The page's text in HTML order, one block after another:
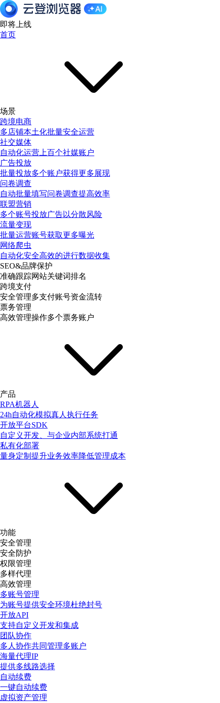
即将上线
首页
场景
跨境电商
多店铺本土化批量安全运营
社交媒体
自动化运营上百个社媒账户
广告投放
批量投放多个账户获得更多展现
问卷调查
自动批量填写问卷调查提高效率
联盟营销
多个账号投放广告以分散风险
流量变现
批量运营账号获取更多曝光
网络爬虫
自动化安全高效的进行数据收集
SEO&品牌保护
准确跟踪网站关键词排名
跨境支付
安全管理多支付账号资金流转
票务管理
高效管理操作多个票务账户
产品
RPA机器人
24h自动化模拟真人执行任务
开放平台SDK
自定义开发、与企业内部系统打通
私有化部署
量身定制提升业务效率降低管理成本
功能
安全管理
安全防护
权限管理
多样代理
高效管理
多账号管理
为账号提供安全环境杜绝封号
开放API
支持自定义开发和集成
团队协作
多人协作共同管理多账户
海量代理IP
提供多线路选择
自动续费
一键自动续费
虚拟资产管理